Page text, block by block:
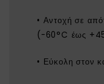
• Αντοχή σε
(-60°C έως
• Εύκολη στον